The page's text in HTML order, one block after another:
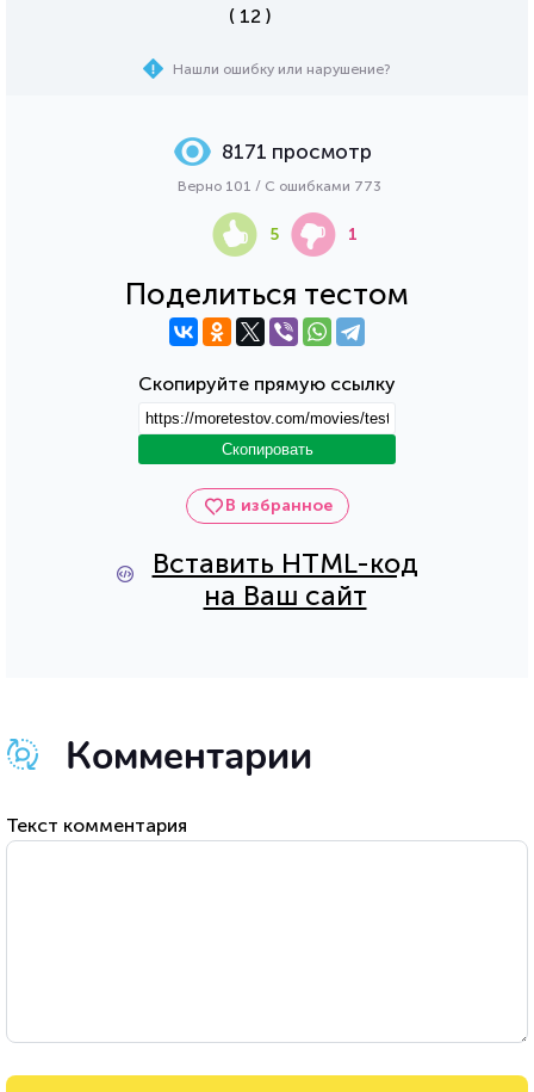
( 12 )
Нашли ошибку или нарушение?
В избранное
Вставить HTML-код
на Ваш сайт
Поделиться тестом
Скопируйте прямую ссылку
Скопировать
8171 просмотр
Верно 101 / С ошибками 773
5 1
Комментарии
Текст комментария